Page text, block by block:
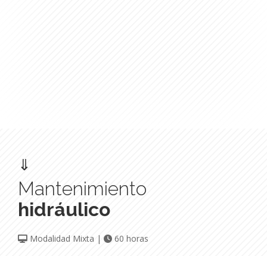
⇓
Mantenimiento
hidráulico
Modalidad Mixta | 60 horas